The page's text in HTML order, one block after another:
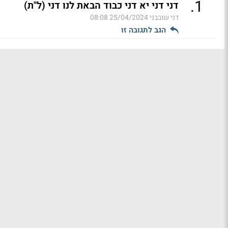
1
. דני דני יא דני כבוד הבאת לנו דני (ל"ת)
דני שובבני25/04/2024 08:08
הגב לתגובה זו